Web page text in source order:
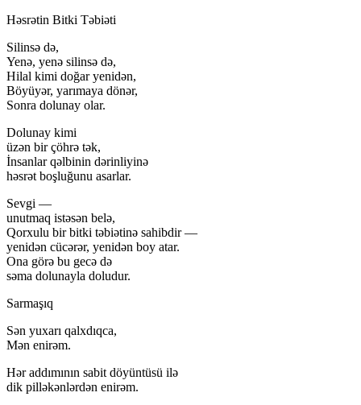
Həsrətin Bitki Təbiəti
Silinsə də,
Yenə, yenə silinsə də,
Hilal kimi doğar yenidən,
Böyüyər, yarımaya dönər,
Sonra dolunay olar.
Dolunay kimi
üzən bir çöhrə tək,
İnsanlar qəlbinin dərinliyinə
həsrət boşluğunu asarlar.
Sevgi —
unutmaq istəsən belə,
Qorxulu bir bitki təbiətinə sahibdir —
yenidən cücərər, yenidən boy atar.
Ona görə bu gecə də
səma dolunayla doludur.
Sarmaşıq
Sən yuxarı qalxdıqca,
Mən enirəm.
Hər addımının sabit döyüntüsü ilə
dik pilləkənlərdən enirəm.